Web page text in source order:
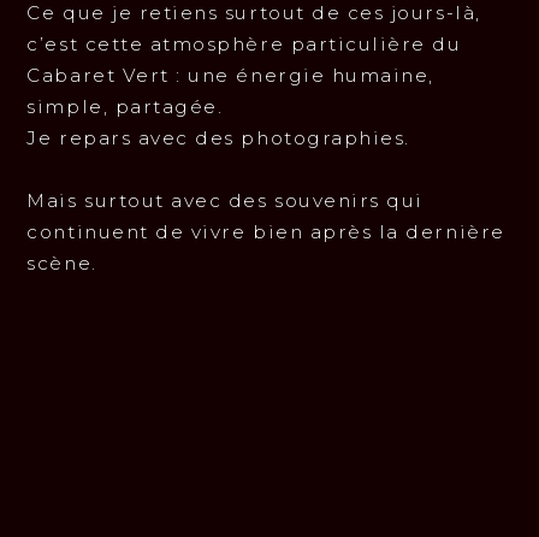
Ce que je retiens surtout de ces jours-là,
c’est cette atmosphère particulière du
Cabaret Vert : une énergie humaine,
simple, partagée.
Je repars avec des photographies.
Mais surtout avec des souvenirs qui
continuent de vivre bien après la dernière
scène.